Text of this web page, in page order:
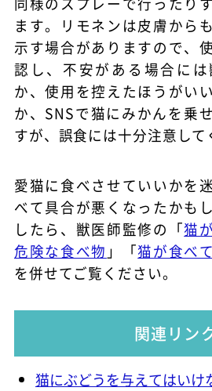
ます。リモネンは皮膚から
示す場合がありますので、
認し、不安がある場合に
か、使用を控えたほうがい
か、SNSで猫にみかんを乗
すが、誤食には十分注意して
愛猫に食べさせていいかを
べて具合が悪くなったかも
したら、獣医師監修の「猫
危険な食べ物 」「猫が食べ
を併せてご覧ください。
関連リン
猫にぶどうを与えてはいけ